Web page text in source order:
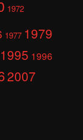
1972
1977 1979
1995 1996
2007